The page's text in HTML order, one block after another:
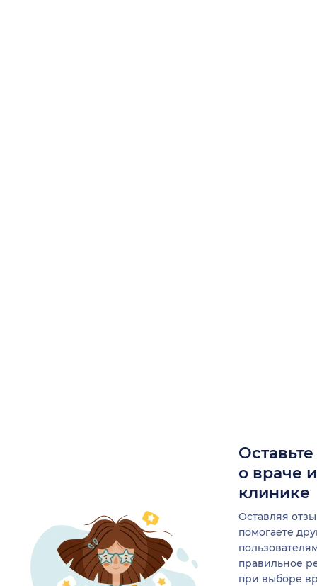
о враче
клинике
Оставляя
помогаете
правильное
при выборе